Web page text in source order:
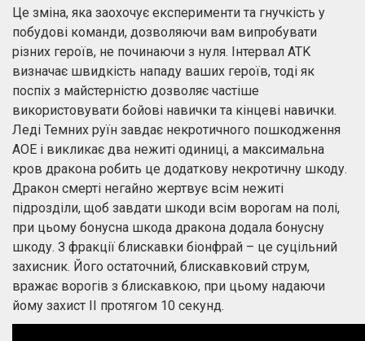
Це зміна, яка заохочує експерименти та гнучкість у
побудові команди, дозволяючи вам випробувати
різних героїв, не починаючи з нуля. Інтервал ATK
визначає швидкість нападу ваших героїв, тоді як
поспіх з майстерністю дозволяє частіше
використовувати бойові навички та кінцеві навички.
Леді Темних руїн завдає некротичного пошкодження
AOE і викликає два нежиті одиниці, а максимальна
кров дракона робить це додаткову некротичну шкоду.
Дракон смерті негайно жертвує всім нежиті
підрозділи, щоб завдати шкоди всім ворогам на полі,
при цьому бонусна шкода дракона додала бонусну
шкоду. З фракції блискавки біонфрай – це суцільний
захисник. Його остаточний, блискавковий струм,
вражає ворогів з блискавкою, при цьому надаючи
йому захист II протягом 10 секунд.